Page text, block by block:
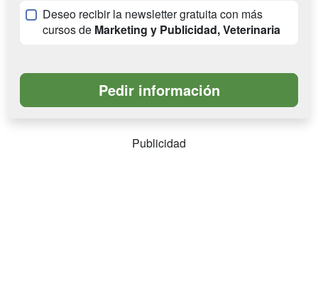
Deseo recibir la newsletter gratuita con más
cursos de Marketing y Publicidad, Veterinaria
Publicidad